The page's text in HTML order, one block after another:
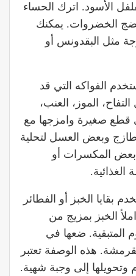
الأسود. اترك الحساء
الخضروات. يمكنك
مثل البقدونس أو
الفواكه التي قد
الموز، العنب،
قطع صغيرة وامزجها مع
وبعض العسل لتحلية
بعض المكسرات أو
الغذائية.
بقايا الخبز أو الفطائر
الخبز بمزيج من
المتبقية. ضعها في
هذه الوصفة تعتبر
وتحويلها إلى وجبة شهية.